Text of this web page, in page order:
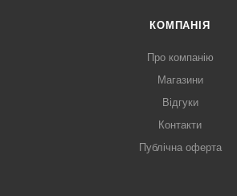
КОМПАНІЯ
Про компанію
Магазини
Відгуки
Контакти
Публічна оферта